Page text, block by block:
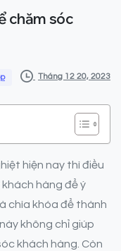
chăm sóc
Tháng 12 20, 2023
hiện nay thì điều
hàng để ý
chìa khóa để thành
không chỉ giúp
khách hàng. Còn